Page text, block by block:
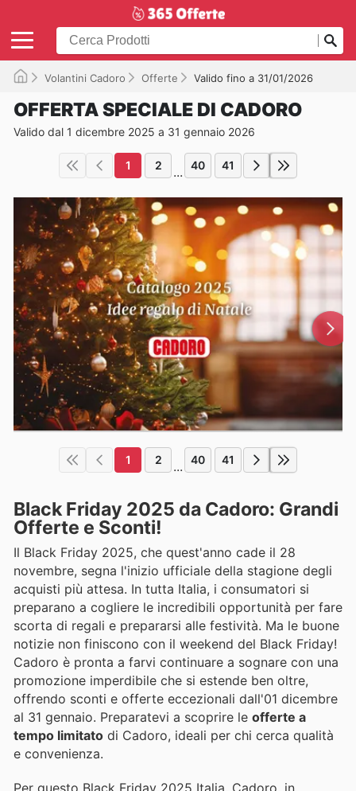
Volantini Cadoro Offerte Valido fino a 31/01/2026
OFFERTA SPECIALE DI CADORO
Valido dal 1 dicembre 2025 a 31 gennaio 2026
1 2 ... 40 41
1 2 ... 40 41
Black Friday 2025 da Cadoro: Grandi
Offerte e Sconti!
Il Black Friday 2025, che quest'anno cade il 28
novembre, segna l'inizio ufficiale della stagione degli
acquisti più attesa. In tutta Italia, i consumatori si
preparano a cogliere le incredibili opportunità per fare
scorta di regali e prepararsi alle festività. Ma le buone
notizie non finiscono con il weekend del Black Friday!
Cadoro è pronta a farvi continuare a sognare con una
promozione imperdibile che si estende ben oltre,
offrendo sconti e offerte eccezionali dall'01 dicembre
al 31 gennaio. Preparatevi a scoprire le offerte a
tempo limitato di Cadoro, ideali per chi cerca qualità
e convenienza.
Per questo Black Friday 2025 Italia, Cadoro, in